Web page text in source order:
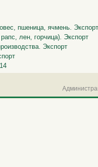
пшеница, ячмень. Экспорт
лен, горчица). Экспорт
Экспорт